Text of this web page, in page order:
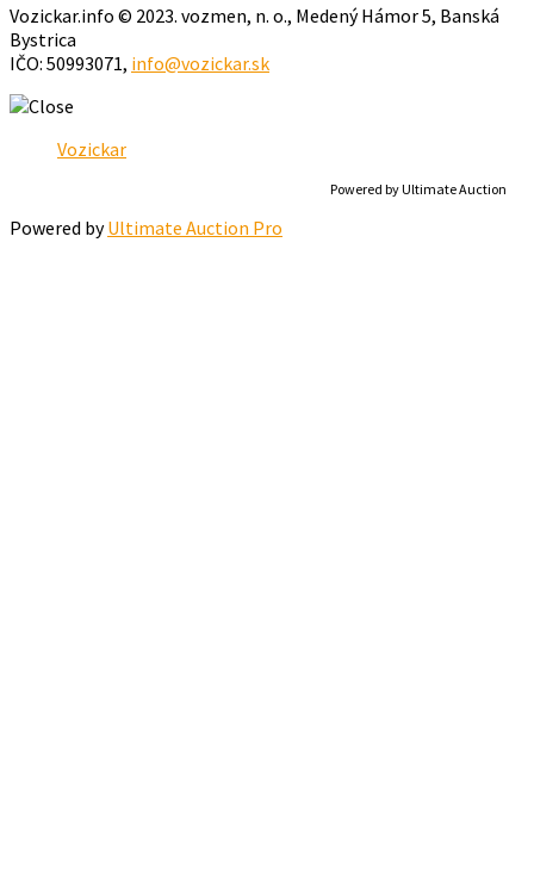
Vozickar.info © 2023. vozmen, n. o., Medený Hámor 5, Banská
Bystrica
IČO: 50993071, info@vozickar.sk